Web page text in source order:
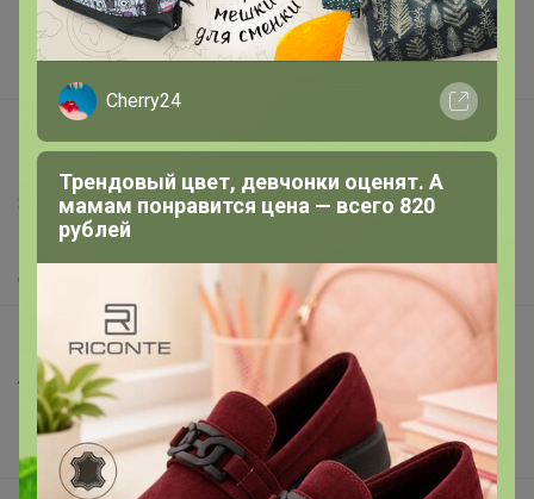
Поставщикам
support@24-ok.ru
Написать в поддержку
Защита покупателя
Помощь
О нас
Все предложения
Анонсы
Новости
Поддержка альпак
Cherry24
Трендовый цвет, девчонки оценят. А
мамам понравится цена — всего 820
рублей